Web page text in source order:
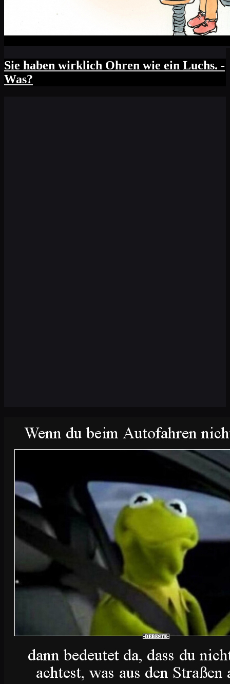
Sie haben wirklich Ohren wie ein Luchs. -
Was?